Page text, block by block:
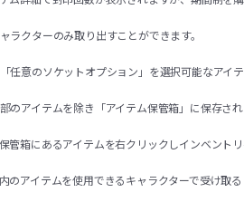
ラクターのみ取り出すことができます。
任意のソケットオプション」を選択可能なアイ
アイテムを除き「アイテム保管箱」に保存され
管箱にあるアイテムを右クリックしインベントリ
アイテムを使用できるキャラクターで受け取る